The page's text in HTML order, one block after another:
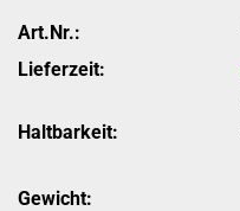
Art.Nr.:
Lieferzeit:
Haltbarkeit:
Gewicht: